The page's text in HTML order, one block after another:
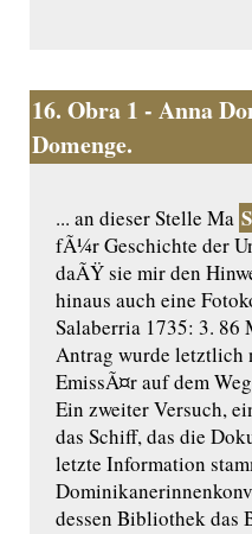
16. Obra 1 - Anna
Domenge.
... an dieser Stelle Ma
fÃ¼r Geschichte der
daÃŸ sie mir den
hinaus auch eine
Salaberria 1735: 3. 86
Antrag wurde letztlich
EmissÃ¤r auf dem
Ein zweiter Versuch,
das Schiff, das die
letzte Information
dessen Bibliothek das